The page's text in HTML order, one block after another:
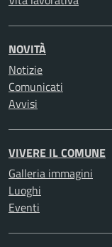
NOVITÀ
Notizie
Comunicati
Avvisi
VIVERE IL COMUNE
Galleria immagini
Luoghi
Eventi